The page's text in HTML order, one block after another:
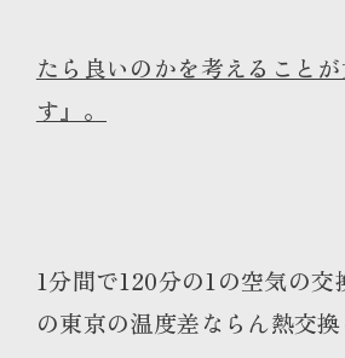
たら良いのかを考えること
す』。
1分間で120分の1の空気の交
の東京の温度差ならん熱交